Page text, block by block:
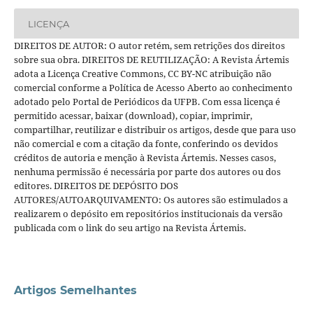
LICENÇA
DIREITOS DE AUTOR: O autor retém, sem retrições dos direitos
sobre sua obra. DIREITOS DE REUTILIZAÇÃO: A Revista Ártemis
adota a Licença Creative Commons, CC BY-NC atribuição não
comercial conforme a Política de Acesso Aberto ao conhecimento
adotado pelo Portal de Periódicos da UFPB. Com essa licença é
permitido acessar, baixar (download), copiar, imprimir,
compartilhar, reutilizar e distribuir os artigos, desde que para uso
não comercial e com a citação da fonte, conferindo os devidos
créditos de autoria e menção à Revista Ártemis. Nesses casos,
nenhuma permissão é necessária por parte dos autores ou dos
editores. DIREITOS DE DEPÓSITO DOS
AUTORES/AUTOARQUIVAMENTO: Os autores são estimulados a
realizarem o depósito em repositórios institucionais da versão
publicada com o link do seu artigo na Revista Ártemis.
Artigos Semelhantes